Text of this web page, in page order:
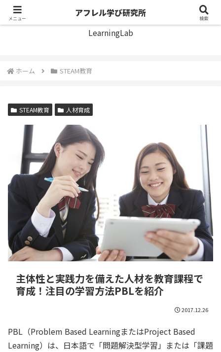
アフレル学び研究所
LearningLab
ホーム STEAM教育
STEAM教育 人材育成
主体性と実践力を備えた人材を教育課程で
育成！注目の学習方法PBLを紹介
2017.12.26
PBL（Problem Based LearningまたはProject Based
Learning）は、日本語で「問題解決型学習」または「課題
メニュー
アフレル学び研究所
検索